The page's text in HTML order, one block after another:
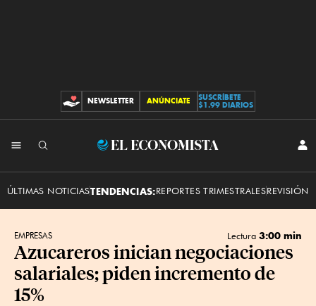
CONTRIBUCIONES
NEWSLETTER ANÚNCIATE
SUSCRÍBETE
$1.99 DIARIOS
El
ÚLTIMAS NOTICIASTENDENCIAS:REPORTES TRIMESTRALESREVISIÓN
EMPRESAS Lectura 3:00 min
Azucareros inician negociaciones
salariales; piden incremento de
15%